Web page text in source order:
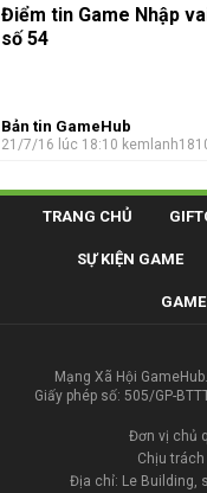
Điểm tin Game Nhập
số 54
Bản tin GameHub
21/7/16 lúc 18:10
TRANG CHỦ
SỰ KIỆN GAME
Mạng Xã Hội
Giấy phép số: 505/GP-
Đơn vị chủ
Chịu trách
Địa chỉ: Le Building,